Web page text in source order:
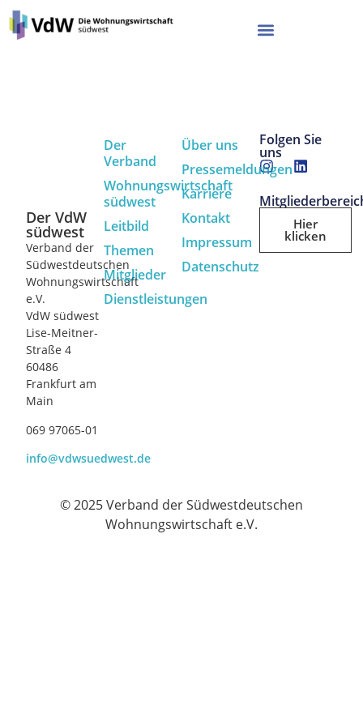
Der VdW
südwest
Verband der
Südwestdeutschen
Wohnungswirtschaft
e.V.
VdW südwest
Lise-Meitner-
Straße 4
60486
Frankfurt am
Main
069 97065-01
info@vdwsuedwest.de
Der
Verband
Wohnungswirtschaft
südwest
Leitbild
Themen
Mitglieder
Dienstleistungen
Über uns
Pressemeldungen
Karriere
Kontakt
Impressum
Datenschutz
Folgen Sie
uns
Hier
klicken
© 2025 Verband der Südwestdeutschen
Wohnungswirtschaft e.V.